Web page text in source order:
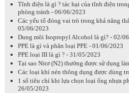
Tĩnh điện là gì ? tác hại của tĩnh điện
phòng tránh - 06/06/2023
Các yếu tố đóng vai trò trong khả năng
05/06/2023
Dung môi Isopropyl Alcohol là gì? - 02/
PPE là gì và phân loại PPE - 01/06/2023
PPE loại III là gì ? - 31/05/2023
Tại sao Nitơ (N2) thường được sử dụng
Các loại khí nén thông dụng được dùng
1 số tiêu chí khi lựa chọn loại ống nhựa
26/05/2023